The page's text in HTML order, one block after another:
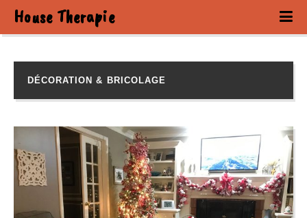
House Therapie
DÉCORATION & BRICOLAGE